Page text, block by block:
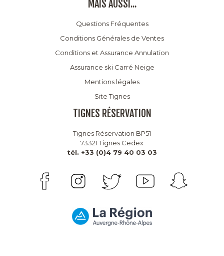
MAIS AUSSI...
Questions Fréquentes
Conditions Générales de Ventes
Conditions et Assurance Annulation
Assurance ski Carré Neige
Mentions légales
Site Tignes
TIGNES RÉSERVATION
Tignes Réservation BP51
73321 Tignes Cedex
tél. +33 (0)4 79 40 03 03